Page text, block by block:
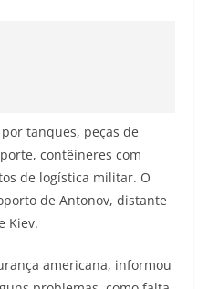
tanques, peças de
contêineres com
de logística militar. O
de Antonov, distante
Kiev.
americana, informou